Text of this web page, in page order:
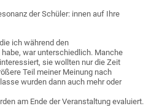
der Schüler: innen auf Ihre
ich während den
war unterschiedlich. Manche
sie wollten nur die Zeit
Teil meiner Meinung nach
wurden dann auch mehr oder
am Ende der Veranstaltung evaluiert.